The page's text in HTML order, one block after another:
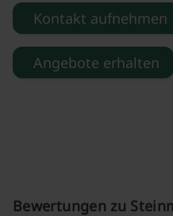
Kontakt aufnehmen
Angebote erhalten
Bewertungen zu